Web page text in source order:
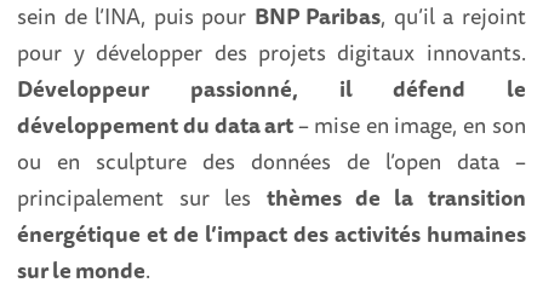
sein de l’INA, puis pour BNP Paribas, qu’il a rejoint
pour y développer des projets digitaux innovants.
Développeur passionné, il défend le
développement du data art– mise en image, en son
ou en sculpture des données de l’open data –
principalement sur les thèmes de la transition
énergétique et de l’impact des activités humaines
sur le monde.